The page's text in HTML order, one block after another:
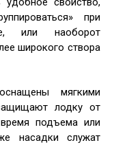
при
или наоборот
широкого створа
мягкими
лодку от
подъема или
насадки служат